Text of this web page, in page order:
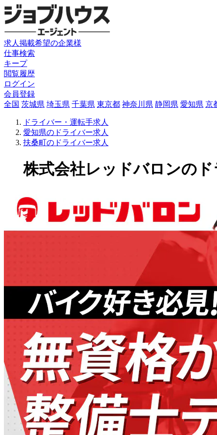
求人掲載希望の企業様
仕事検索
キープ
閲覧履歴
ログイン
会員登録
全国 茨城県 埼玉県 千葉県 東京都 神奈川県 静岡県 愛知県 京
ドライバー・運転手求人
愛知県のドライバー求人
扶桑町のドライバー求人
株式会社レッドバロンのド